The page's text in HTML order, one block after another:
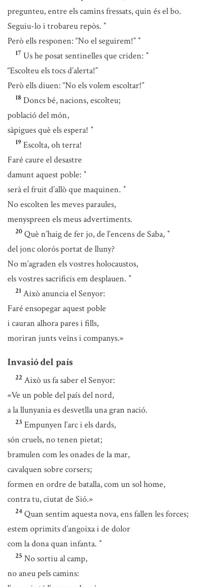
pregunteu, entre els camins fressats, quin és el bo.
Seguiu-lo i trobareu repòs. *
Però ells responen: “No el seguirem!” *
17 Us he posat sentinelles que criden: *
“Escolteu els tocs d’alerta!”
Però ells diuen: “No els volem escoltar!”
18 Doncs bé, nacions, escolteu;
població del món,
sàpigues què els espera! *
19 Escolta, oh terra!
Faré caure el desastre
damunt aquest poble: *
serà el fruit d’allò que maquinen. *
No escolten les meves paraules,
menyspreen els meus advertiments.
20 Què n’haig de fer jo, de l’encens de Saba, *
del jonc olorós portat de lluny?
No m’agraden els vostres holocaustos,
els vostres sacrificis em desplauen. *
21 Això anuncia el Senyor:
Faré ensopegar aquest poble
i cauran alhora pares i fills,
moriran junts veïns i companys.»
Invasió del país
22 Això us fa saber el Senyor:
«Ve un poble del país del nord,
a la llunyania es desvetlla una gran nació.
23 Empunyen l’arc i els dards,
són cruels, no tenen pietat;
bramulen com les onades de la mar,
cavalquen sobre corsers;
formen en ordre de batalla, com un sol home,
contra tu, ciutat de Sió.»
24 Quan sentim aquesta nova, ens fallen les forces;
estem oprimits d’angoixa i de dolor
com la dona quan infanta. *
25 No sortiu al camp,
no aneu pels camins: